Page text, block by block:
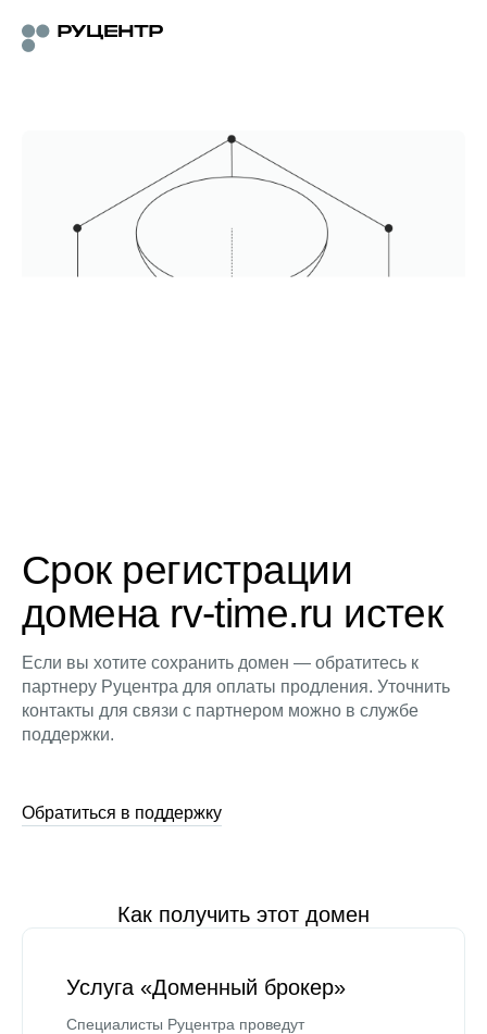
Срок регистрации
домена rv-time.ru истек
Если вы хотите сохранить домен — обратитесь к
партнеру Руцентра для оплаты продления. Уточнить
контакты для связи с партнером можно в службе
поддержки.
Обратиться в поддержку
Как получить этот домен
Услуга «Доменный брокер»
Специалисты Руцентра проведут